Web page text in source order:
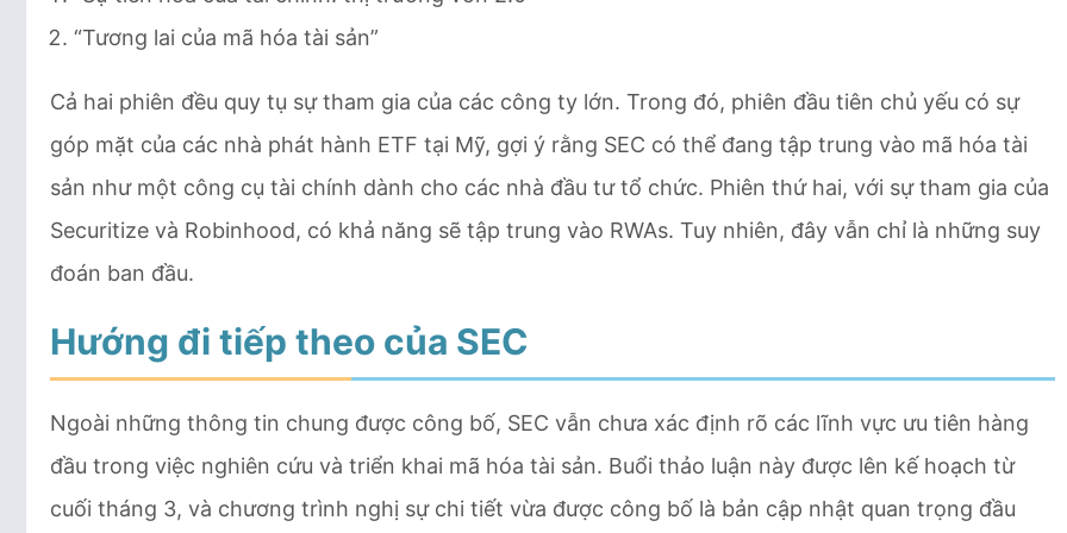
“Tương lai của mã hóa tài sản”
Cả hai phiên đều quy tụ sự tham gia của các công ty lớn. Trong đó, phiên đầu tiên chủ yếu có sự
góp mặt của các nhà phát hành ETF tại Mỹ, gợi ý rằng SEC có thể đang tập trung vào mã hóa tài
sản như một công cụ tài chính dành cho các nhà đầu tư tổ chức. Phiên thứ hai, với sự tham gia của
Securitize và Robinhood, có khả năng sẽ tập trung vào RWAs. Tuy nhiên, đây vẫn chỉ là những suy
đoán ban đầu.
Hướng đi tiếp theo của SEC
Ngoài những thông tin chung được công bố, SEC vẫn chưa xác định rõ các lĩnh vực ưu tiên hàng
đầu trong việc nghiên cứu và triển khai mã hóa tài sản. Buổi thảo luận này được lên kế hoạch từ
cuối tháng 3, và chương trình nghị sự chi tiết vừa được công bố là bản cập nhật quan trọng đầu